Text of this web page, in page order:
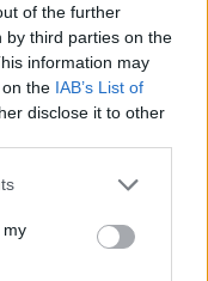
of the further
by third parties on the
information may
the IAB’s List of
disclose it to other
my